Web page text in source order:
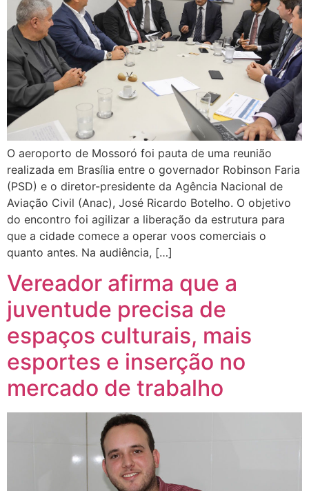
O aeroporto de Mossoró foi pauta de uma reunião
realizada em Brasília entre o governador Robinson Faria
(PSD) e o diretor-presidente da Agência Nacional de
Aviação Civil (Anac), José Ricardo Botelho. O objetivo
do encontro foi agilizar a liberação da estrutura para
que a cidade comece a operar voos comerciais o
quanto antes. Na audiência, […]
Vereador afirma que a
juventude precisa de
espaços culturais, mais
esportes e inserção no
mercado de trabalho